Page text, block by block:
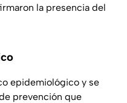
la presencia del
epidemiológico y se
prevención que